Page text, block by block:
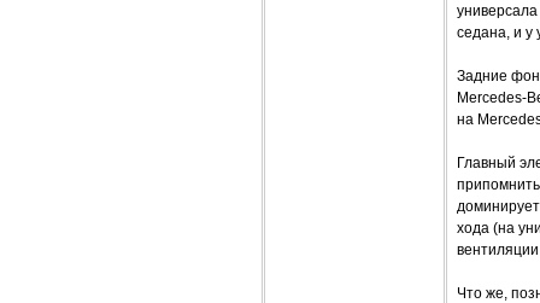
универсала
седана, и у
Задние
Mercedes-
на
Главный
хода (на
Что же,